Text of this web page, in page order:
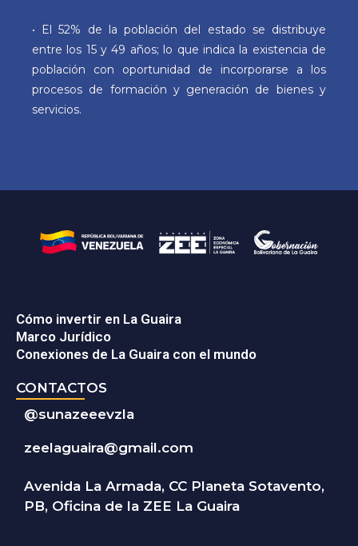
• El 52% de la población del estado se distribuye
entre los 15 y 49 años; lo que indica la existencia de
población con oportunidad de incorporarse a los
procesos de formación y generación de bienes y
servicios.
Cómo invertir en La Guaira
Marco Jurídico
Conexiones de La Guaira con el mundo
CONTACTOS
@sunazeeevzla
zeelaguaira@gmail.com
Avenida La Armada, CC Planeta Sotavento,
PB, Oficina de la ZEE La Guaira